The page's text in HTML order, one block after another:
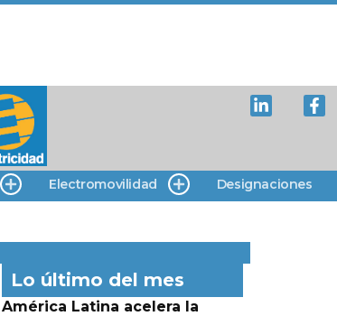
Electromovilidad Designaciones
Lo último del mes
América Latina acelera la